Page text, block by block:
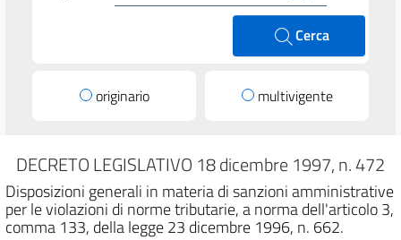
Cerca
originario multivigente
DECRETO LEGISLATIVO 18 dicembre 1997, n. 472
Disposizioni generali in materia di sanzioni amministrative
per le violazioni di norme tributarie, a norma dell'articolo 3,
comma 133, della legge 23 dicembre 1996, n. 662.